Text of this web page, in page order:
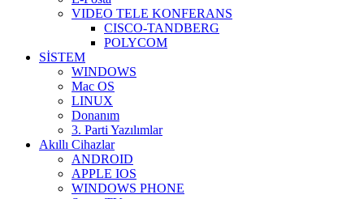
VIDEO TELE KONFERANS
CISCO-TANDBERG
POLYCOM
SİSTEM
WINDOWS
Mac OS
LINUX
Donanım
3. Parti Yazılımlar
Akıllı Cihazlar
ANDROID
APPLE IOS
WINDOWS PHONE